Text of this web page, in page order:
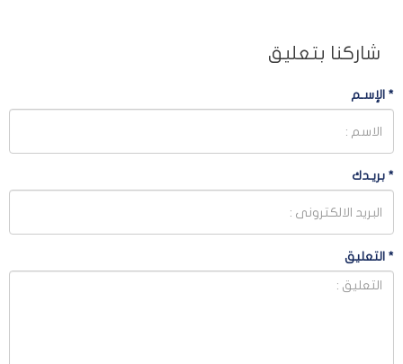
شاركنا بتعليق
* الإسـم
* بريـدك
* التعليق